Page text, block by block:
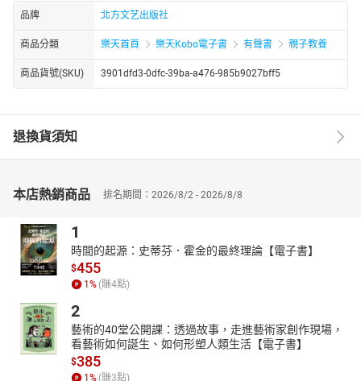
品牌 北方文艺出版社
商品分類 樂天首頁 樂天Kobo電子書 有聲書 親子教養
商品貨號(SKU) 3901dfd3-0dfc-39ba-a476-985b9027bff5
退換貨須知
本店熱銷商品 排名期間：2026/8/2 - 2026/8/8
1
時間的起源：史蒂芬．霍金的最終理論【電子書】
$455
1% (賺4點)
2
藝術的40堂公開課：透過故事，走進藝術家創作現場，
看藝術如何誕生、如何形塑人類生活【電子書】
$385
1% (賺3點)